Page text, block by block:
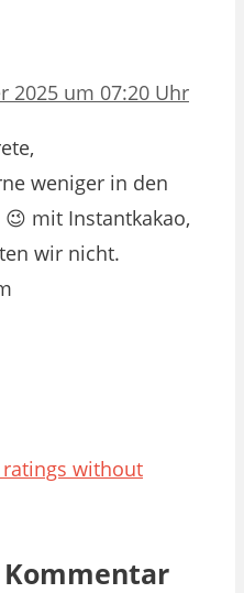
2025 um 07:20 Uhr
weniger in den
mit Instantkakao,
wir nicht.
ratings without